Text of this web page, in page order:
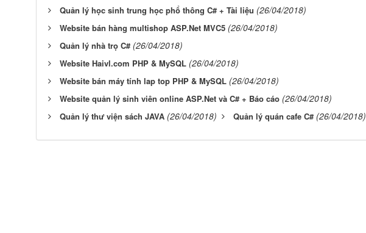
Quản lý học sinh trung học phổ thông C# + Tài liệu (26/04/2018)
Website bán hàng multishop ASP.Net MVC5 (26/04/2018)
Quản lý nhà trọ C# (26/04/2018)
Website Haivl.com PHP & MySQL (26/04/2018)
Website bán máy tính lap top PHP & MySQL (26/04/2018)
Website quản lý sinh viên online ASP.Net và C# + Báo cáo (26/04/2018)
Quản lý thư viện sách JAVA (26/04/2018) Quản lý quán cafe C# (26/04/2018)